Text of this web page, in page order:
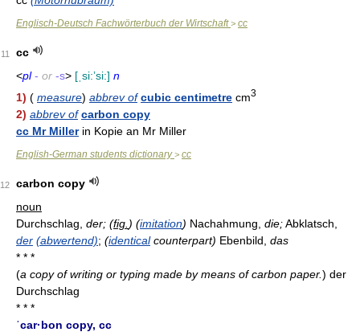
Englisch-Deutsch Fachwörterbuch der Wirtschaft> cc
11
cc
<pl - or -s> [ˌsi:ʼsi:] n
1) ( measure) abbrev of cubic centimetre cm3
2) abbrev of carbon copy
cc Mr Millerin Kopie an Mr Miller
English-German students dictionary> cc
12
carbon copy
noun
Durchschlag, der; (fig. ) (imitation) Nachahmung, die;Abklatsch,
der (abwertend); (identicalcounterpart) Ebenbild, das
* * *
(a copy of writing or typing made by means of carbon paper.) der
Durchschlag
* * *
ˈcar·bon copy, cc